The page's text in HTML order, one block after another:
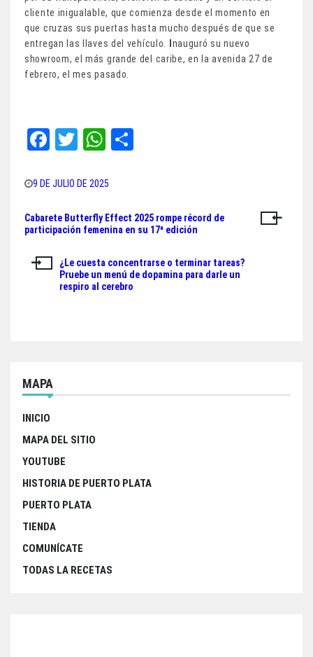
cliente inigualable, que comienza desde el momento en
que cruzas sus puertas hasta mucho después de que se
entregan las llaves del vehículo.
nauguró su nuevo
showroom, el más grande del caribe, en la avenida 27 de
febrero, el mes pasado.
Fa
bo
ok
T
tt
er
W
ts
A
pp
9 DE JULIO DE 2025
Navegación
entradas
Cabarete Butterfly Effect 2025 rompe récord de
participación femenina en su 17ª edición
¿Le cuesta concentrarse o terminar tareas?
Pruebe un menú de dopamina para darle un
respiro al cerebro
MAPA
INICIO
MAPA DEL SITIO
YOUTUBE
HISTORIA DE PUERTO PLATA
PUERTO PLATA
TIENDA
COMUNÍCATE
TODAS LA RECETAS